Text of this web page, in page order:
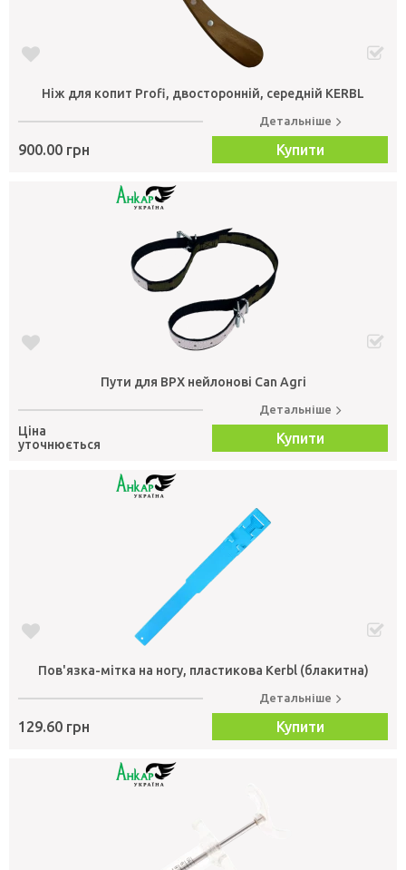
Ніж для копит Profi, двосторонній, середній KERBL
900.00 грн
Детальніше
Купити
Пути для ВРХ нейлонові Can Agri
Ціна
уточнюється
Детальніше
Купити
Пов'язка-мітка на ногу, пластикова Kerbl (блакитна)
129.60 грн
Детальніше
Купити